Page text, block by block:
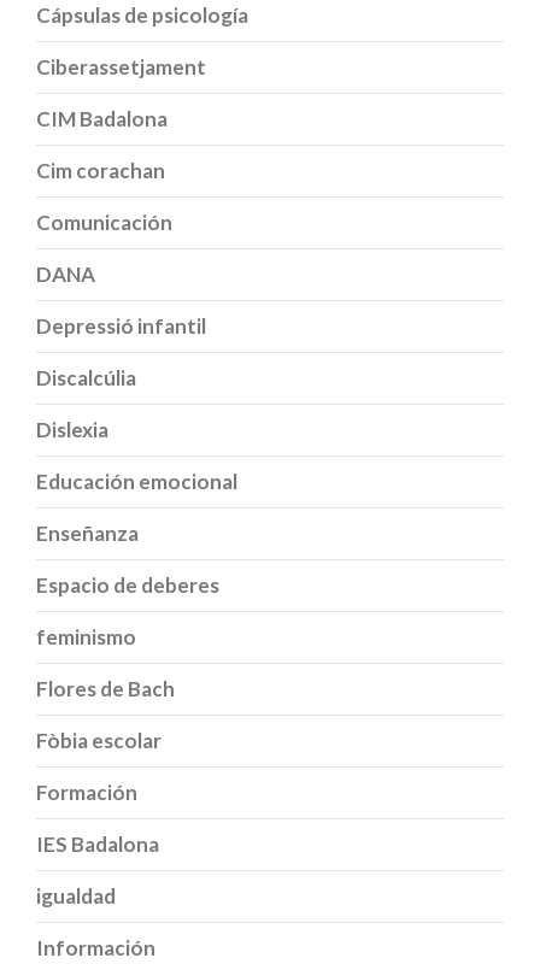
Cápsulas de psicología
Ciberassetjament
CIM Badalona
Cim corachan
Comunicación
DANA
Depressió infantil
Discalcúlia
Dislexia
Educación emocional
Enseñanza
Espacio de deberes
feminismo
Flores de Bach
Fòbia escolar
Formación
IES Badalona
igualdad
Información